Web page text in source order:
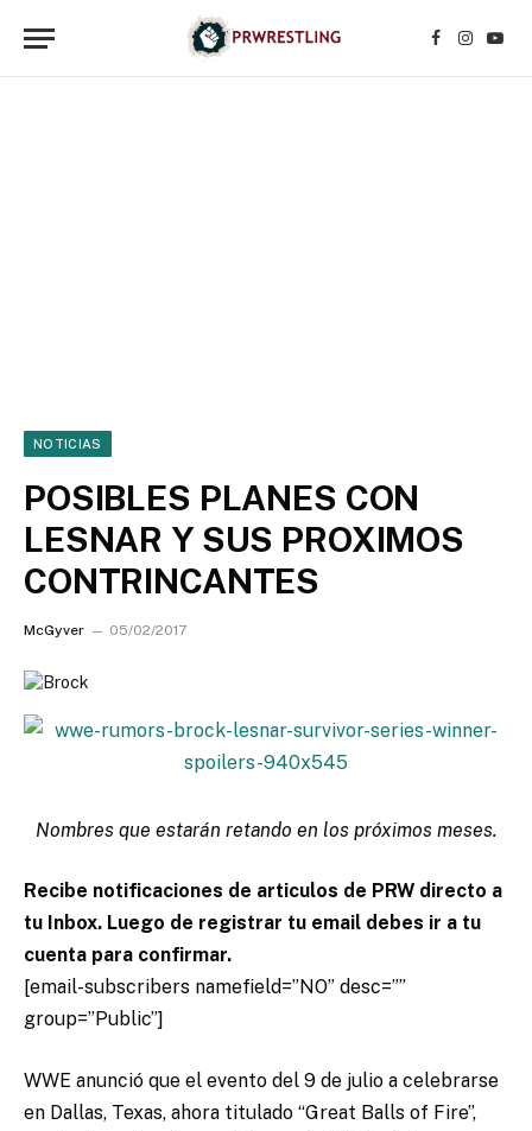
Facebook
NOTICIAS
POSIBLES PLANES CON
LESNAR Y SUS PROXIMOS
CONTRINCANTES
McGyver 05/02/2017
Nombres que estarán retando en los próximos meses.
Recibe notificaciones de articulos de PRW directo a
tu Inbox. Luego de registrar tu email debes ir a tu
cuenta para confirmar.
[email-subscribers namefield=”NO” desc=””
group=”Public”]
WWE anunció que el evento del 9 de julio a celebrarse
en Dallas, Texas, ahora titulado “Great Balls of Fire”,